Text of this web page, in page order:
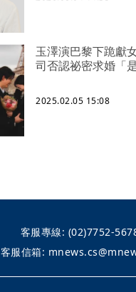
玉澤演巴黎下跪獻
司否認祕密求婚「
2025.02.05 15:08
客服專線: (02)7752-
客服信箱: